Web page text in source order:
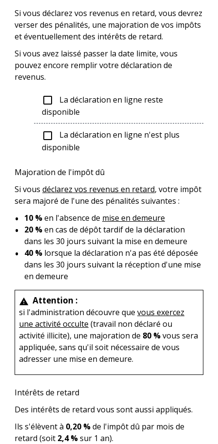
Si vous déclarez vos revenus en retard, vous devrez
verser des pénalités, une majoration de vos impôts
et éventuellement des intérêts de retard.
Si vous avez laissé passer la date limite, vous
pouvez encore remplir votre déclaration de
revenus.
check_box_outline_blank
La déclaration en ligne reste
disponible
check_box_outline_blank
La déclaration en ligne n'est plus
disponible
Majoration de l'impôt dû
Si vous déclarez vos revenus en retard, votre impôt
sera majoré de l'une des pénalités suivantes :
10 %en l'absence de mise en demeure
20 %en cas de dépôt tardif de la déclaration
dans les 30 jours suivant la mise en demeure
40 % lorsque la déclaration n'a pas été déposée
dans les 30 jours suivant la réception d'une mise
en demeure
warning Attention :
si l'administration découvre que vous exercez
une activité occulte (travail non déclaré ou
activité illicite), une majoration de 80 %vous sera
appliquée, sans qu'il soit nécessaire de vous
adresser une mise en demeure.
Intérêts de retard
Des intérêts de retard vous sont aussi appliqués.
Ils s'élèvent à 0,20 %de l'impôt dû par mois de
retard (soit 2,4 %sur 1 an).